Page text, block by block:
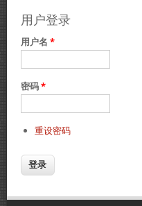
用户登录
用户名 *
密码*
重设密码